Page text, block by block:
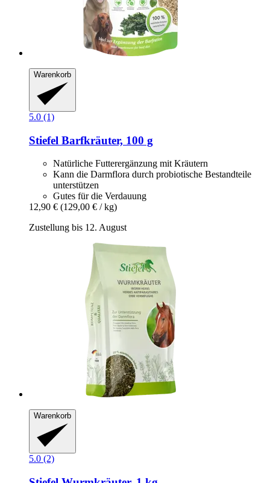
Warenkorb
5.0 (1)
Stiefel Barfkräuter, 100 g
Natürliche Futterergänzung mit Kräutern
Kann die Darmflora durch probiotische Bestandteile
unterstützen
Gutes für die Verdauung
12,90 € (129,00 € / kg)
Zustellung bis 12. August
Warenkorb
5.0 (2)